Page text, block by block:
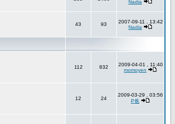
Nadia
43 93
2007-09-11 , 13:42
Nadia
112 832
2009-04-01 , 11:40
momoyen
12 24
2009-03-29 , 03:56
P爸